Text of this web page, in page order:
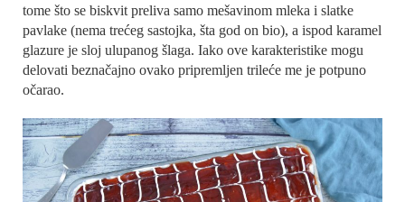
tome što se biskvit preliva samo mešavinom mleka i slatke
pavlake (nema trećeg sastojka, šta god on bio), a ispod karamel
glazure je sloj ulupanog šlaga. Iako ove karakteristike mogu
delovati beznačajno ovako pripremljen trileće me je potpuno
očarao.